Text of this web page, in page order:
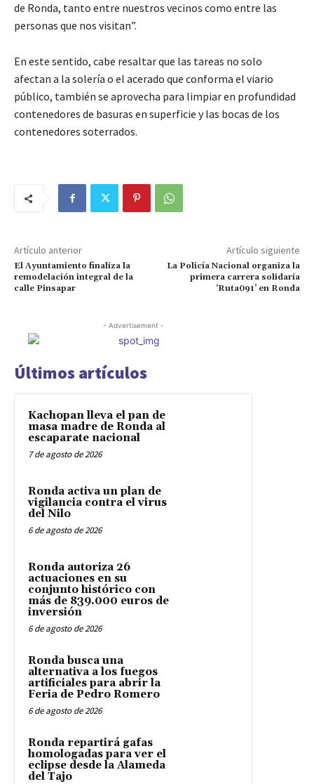
de Ronda, tanto entre nuestros vecinos como entre las
personas que nos visitan”.
En este sentido, cabe resaltar que las tareas no solo
afectan a la solería o el acerado que conforma el viario
público, también se aprovecha para limpiar en profundidad
contenedores de basuras en superficie y las bocas de los
contenedores soterrados.
Artículo anterior
El Ayuntamiento finaliza la
remodelación integral de la
calle Pinsapar
Artículo siguiente
La Policía Nacional organiza la
primera carrera solidaria
‘Ruta091’ en Ronda
- Advertisement -
Últimos artículos
Kachopan lleva el pan de
masa madre de Ronda al
escaparate nacional
7 de agosto de 2026
Ronda activa un plan de
vigilancia contra el virus
del Nilo
6 de agosto de 2026
Ronda autoriza 26
actuaciones en su
conjunto histórico con
más de 839.000 euros de
inversión
6 de agosto de 2026
Ronda busca una
alternativa a los fuegos
artificiales para abrir la
Feria de Pedro Romero
6 de agosto de 2026
Ronda repartirá gafas
homologadas para ver el
eclipse desde la Alameda
del Tajo